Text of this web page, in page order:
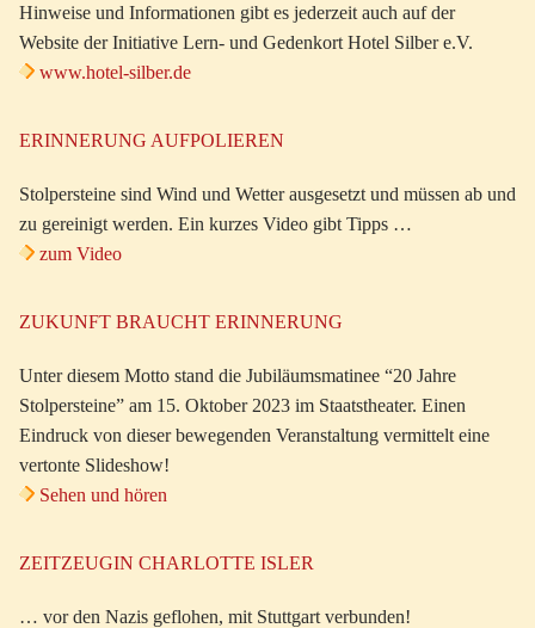
Hinweise und Informationen gibt es jederzeit auch auf der
Website der Initiative Lern- und Gedenkort Hotel Silber e.V.
www.hotel-silber.de
ERINNERUNG AUFPOLIEREN
Stolpersteine sind Wind und Wetter ausgesetzt und müssen ab und
zu gereinigt werden. Ein kurzes Video gibt Tipps …
zum Video
ZUKUNFT BRAUCHT ERINNERUNG
Unter diesem Motto stand die Jubiläumsmatinee “20 Jahre
Stolpersteine” am 15. Oktober 2023 im Staatstheater. Einen
Eindruck von dieser bewegenden Veranstaltung vermittelt eine
vertonte Slideshow!
Sehen und hören
ZEITZEUGIN CHARLOTTE ISLER
… vor den Nazis geflohen, mit Stuttgart verbunden!